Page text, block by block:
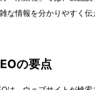
ツの最適化
いコンテンツの作成
系某社」では、専門的